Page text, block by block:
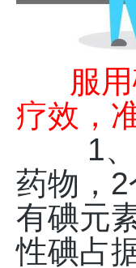
服
疗效，
1、患
药物，
有碘元
性碘占